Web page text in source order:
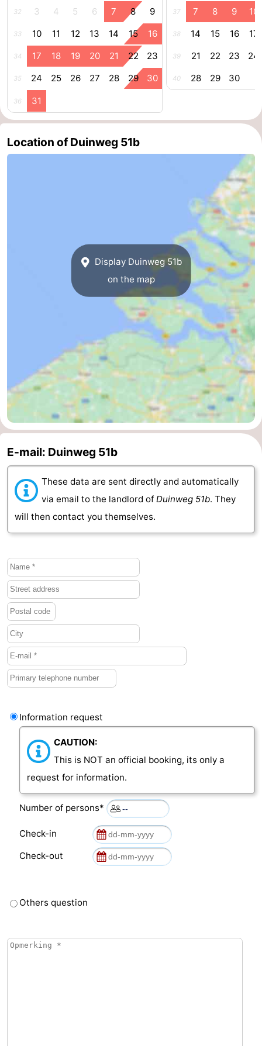
Duiveland
Renesse
Brouwershaven
Bruinisse
-
Zierikzee
-
de
Mantelingen
Domburg
-
Westkapelle
-
Walcherse
bos
Dishoek
-
Vlissingen
Middelburg
Zeeuws-
Nieuwvliet
-
Sluis
-
Cadzand
-
Nature
Het
Weather
Contact
32 3 4 5 6 7 8 9
33 10 11 12 13 14 15 16
34 17 18 19 20 21 22 23
35 24 25 26 27 28 29 30
36 31
37 7 8 9 10
38 14 15 16 17
39 21 22 23 24
40 28 29 30
Location of Duinweg 51b
Display Duinweg 51b
on the map
E-mail: Duinweg 51b
These data are sent directly and automatically
via email to the landlord of Duinweg 51b. They
will then contact you themselves.
Information request
CAUTION:
This is NOT an official booking, its only a
request for information.
Number of persons*
Check-in
Check-out
Others question